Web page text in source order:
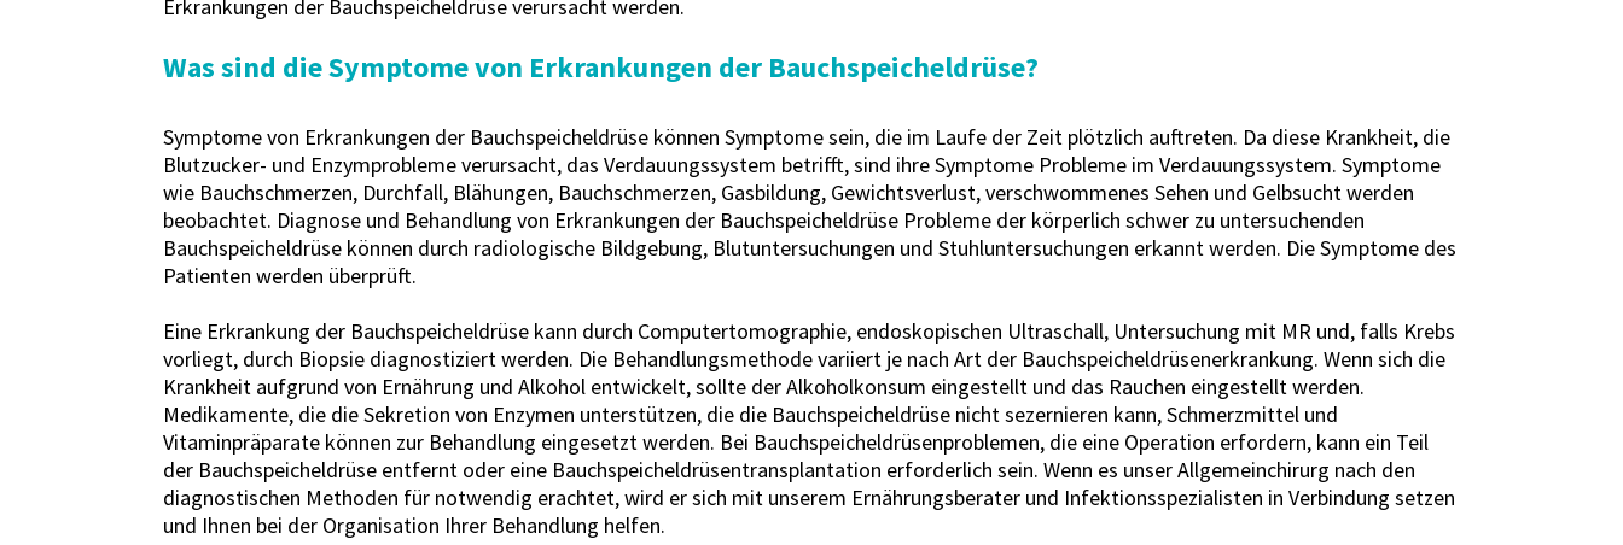
Erkrankungen der Bauchspeicheldrüse verursacht werden.
Was sind die Symptome von Erkrankungen der Bauchspeicheldrüse?
Symptome von Erkrankungen der Bauchspeicheldrüse können Symptome sein, die im Laufe der Zeit plötzlich auftreten. Da diese Krankheit, die
Blutzucker- und Enzymprobleme verursacht, das Verdauungssystem betrifft, sind ihre Symptome Probleme im Verdauungssystem. Symptome
wie Bauchschmerzen, Durchfall, Blähungen, Bauchschmerzen, Gasbildung, Gewichtsverlust, verschwommenes Sehen und Gelbsucht werden
beobachtet. Diagnose und Behandlung von Erkrankungen der Bauchspeicheldrüse Probleme der körperlich schwer zu untersuchenden
Bauchspeicheldrüse können durch radiologische Bildgebung, Blutuntersuchungen und Stuhluntersuchungen erkannt werden. Die Symptome des
Patienten werden überprüft.
Eine Erkrankung der Bauchspeicheldrüse kann durch Computertomographie, endoskopischen Ultraschall, Untersuchung mit MR und, falls Krebs
vorliegt, durch Biopsie diagnostiziert werden. Die Behandlungsmethode variiert je nach Art der Bauchspeicheldrüsenerkrankung. Wenn sich die
Krankheit aufgrund von Ernährung und Alkohol entwickelt, sollte der Alkoholkonsum eingestellt und das Rauchen eingestellt werden.
Medikamente, die die Sekretion von Enzymen unterstützen, die die Bauchspeicheldrüse nicht sezernieren kann, Schmerzmittel und
Vitaminpräparate können zur Behandlung eingesetzt werden. Bei Bauchspeicheldrüsenproblemen, die eine Operation erfordern, kann ein Teil
der Bauchspeicheldrüse entfernt oder eine Bauchspeicheldrüsentransplantation erforderlich sein. Wenn es unser Allgemeinchirurg nach den
diagnostischen Methoden für notwendig erachtet, wird er sich mit unserem Ernährungsberater und Infektionsspezialisten in Verbindung setzen
und Ihnen bei der Organisation Ihrer Behandlung helfen.